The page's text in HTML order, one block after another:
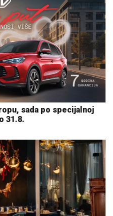
sada po specijalnoj
31.8.